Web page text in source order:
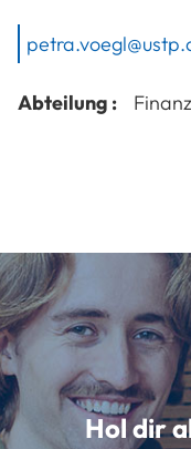
Abteilung :
Hol dir